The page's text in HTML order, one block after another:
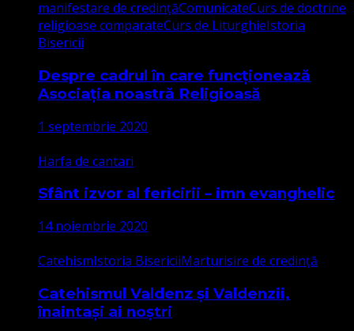
manifestare de credințăComunicateCurs de doctrine
religioase comparateCurs de LiturghieIstoria
Bisericii
Despre cadrul în care funcționează
Asociația noastră Religioasă
1 septembrie 2020
Harfa de cantari
Sfânt izvor al fericirii – imn evanghelic
14 noiembrie 2020
CatehismIstoria BisericiiMarturisire de credință
Catehismul Valdenz și Valdenzii,
înaintași ai noștri